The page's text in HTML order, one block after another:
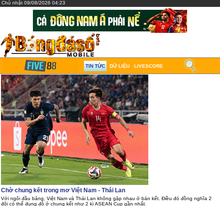
Chủ nhật 09/08/2026 04:23
TIN TỨC DỮ LIỆU LIVESCORE
Chờ chung kết trong mơ Việt Nam - Thái Lan
Với ngôi đầu bảng, Việt Nam và Thái Lan không gặp nhau ở bán kết. Điều đó đồng nghĩa 2
đội có thể đụng độ ở chung kết như 2 kì ASEAN Cup gần nhất.